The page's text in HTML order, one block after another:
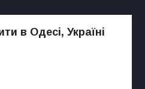
в Одесі, Україні